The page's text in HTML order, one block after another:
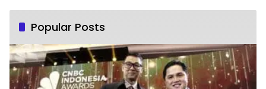
Popular Posts